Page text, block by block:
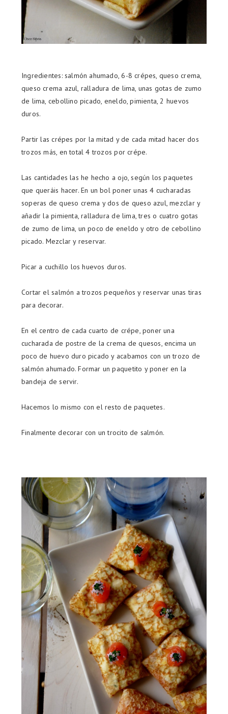
Ingredientes: salmón ahumado, 6-8 crépes, queso crema,
queso crema azul, ralladura de lima, unas gotas de zumo
de lima, cebollino picado, eneldo, pimienta, 2 huevos
duros.
Partir las crépes por la mitad y de cada mitad hacer dos
trozos más, en total 4 trozos por crépe.
Las cantidades las he hecho a ojo, según los paquetes
que queráis hacer. En un bol poner unas 4 cucharadas
soperas de queso crema y dos de queso azul, mezclar y
añadir la pimienta, ralladura de lima, tres o cuatro gotas
de zumo de lima, un poco de eneldo y otro de cebollino
picado. Mezclar y reservar.
Picar a cuchillo los huevos duros.
Cortar el salmón a trozos pequeños y reservar unas tiras
para decorar.
En el centro de cada cuarto de crépe, poner una
cucharada de postre de la crema de quesos, encima un
poco de huevo duro picado y acabamos con un trozo de
salmón ahumado. Formar un paquetito y poner en la
bandeja de servir.
Hacemos lo mismo con el resto de paquetes.
Finalmente decorar con un trocito de salmón.